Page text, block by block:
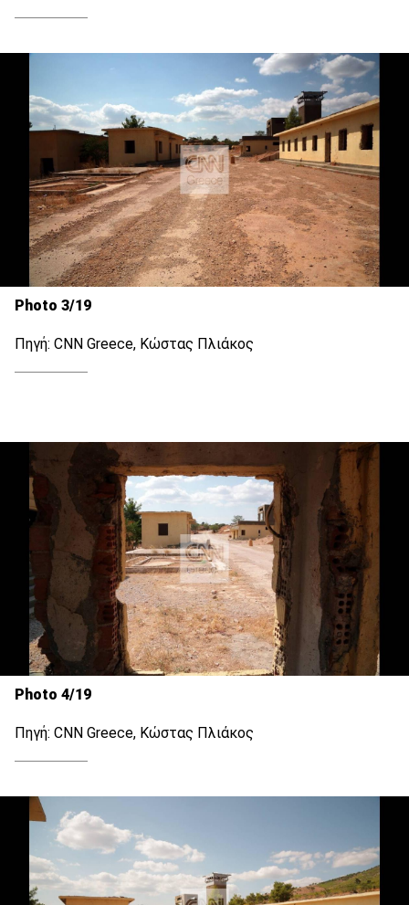
Photo 3/19
Πηγή: CNN Greece, Κώστας Πλιάκος
Photo 4/19
Πηγή: CNN Greece, Κώστας Πλιάκος